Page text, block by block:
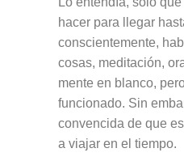
hacer para llegar
conscientemente,
cosas, meditación,
mente en blanco,
funcionado. Sin
convencida de que
a viajar en el tiempo.